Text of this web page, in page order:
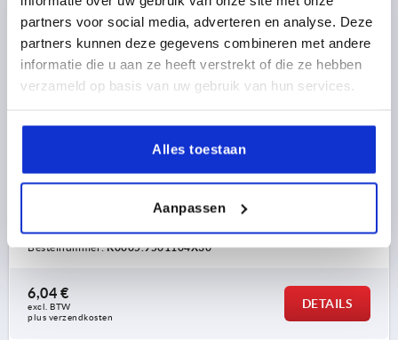
partners voor social media, adverteren en analyse. Deze
partners kunnen deze gegevens combineren met andere
informatie die u aan ze heeft verstrekt of die ze hebben
verzameld op basis van uw gebruik van hun services.
Alles toestaan
Aanpassen
EXCENTERHEFBOOM GR.9 M04X30, A=36,2, B=14,4,
ALUMINIUM ZWART GEPOEDERCOAT, BEST:STAAL
SCHROEFDRAADLENGTE=30
D1=12
GREEPLENGTE=41,7
Bestelnummer:K0005.9501104X30
6,04 €
excl. BTW
plus verzendkosten
DETAILS